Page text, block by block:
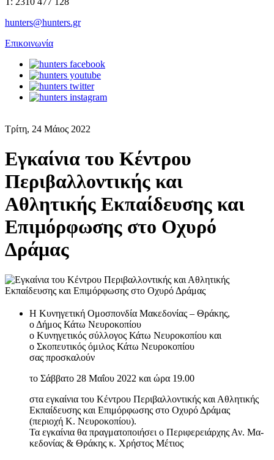
hunters@hunters.gr
Επικοινωνία
Τρίτη, 24 Μάιος 2022
Εγκαίνια του Κέντρου
Περιβαλλοντικής και
Αθλητικής Εκπαίδευσης και
Επιμόρφωσης στο Οχυρό
Δράμας
Η Κυνηγετική Ομοσπονδία Μακεδονίας – Θράκης,
ο Δήμος Κάτω Νευροκοπίου
ο Κυνηγετικός σύλλογος Κάτω Νευροκοπίου και
ο Σκοπευτικός όμιλος Κάτω Νευροκοπίου
σας προσκαλούν
το Σάββατο 28 Μαΐου 2022 και ώρα 19.00
στα εγκαίνια του Κέντρου Περιβαλλοντικής και Αθλητικής
Εκπαίδευσης και Επιμόρφωσης στο Οχυρό Δράμας
(περιοχή Κ. Νευροκοπίου).
Τα εγκαίνια θα πραγματοποιήσει ο Περιφερειάρχης Αν. Μα-
κεδονίας & Θράκης κ. Χρήστος Μέτιος